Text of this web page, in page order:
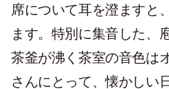
席について耳を澄ますと
ます。特別に集音した、
茶釜が沸く茶室の音色は
さんにとって、懐かしい